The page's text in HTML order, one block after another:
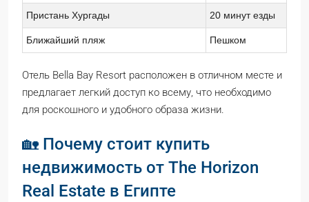
Пристань Хургады 20 минут езды
Ближайший пляж Пешком
Отель Bella Bay Resort расположен в отличном месте и
предлагает легкий доступ ко всему, что необходимо
для роскошного и удобного образа жизни.
🏡 Почему стоит купить
недвижимость от The Horizon
Real Estate в Египте